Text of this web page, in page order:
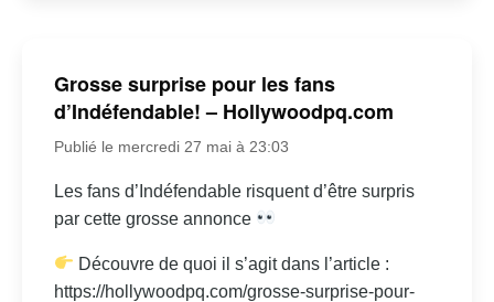
Grosse surprise pour les fans
d’Indéfendable! – Hollywoodpq.com
Publié le mercredi 27 mai à 23:03
Les fans d’Indéfendable risquent d’être surpris
par cette grosse annonce
Découvre de quoi il s’agit dans l’article :
https://hollywoodpq.com/grosse-surprise-pour-